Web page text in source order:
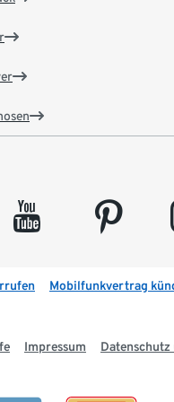
youtube pinterest
Mobilfunkvertrag
Impressum